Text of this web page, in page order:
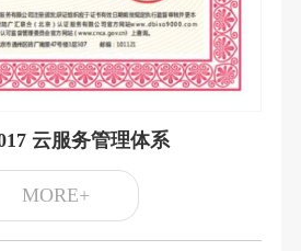
ISO27017 云服务管理体系
MORE+